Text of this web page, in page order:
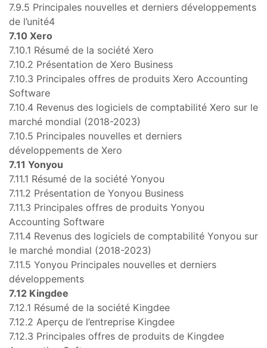
7.9.5 Principales nouvelles et derniers développements
de l’unité4
7.10 Xero
7.10.1 Résumé de la société Xero
7.10.2 Présentation de Xero Business
7.10.3 Principales offres de produits Xero Accounting
Software
7.10.4 Revenus des logiciels de comptabilité Xero sur le
marché mondial (2018-2023)
7.10.5 Principales nouvelles et derniers
développements de Xero
7.11 Yonyou
7.11.1 Résumé de la société Yonyou
7.11.2 Présentation de Yonyou Business
7.11.3 Principales offres de produits Yonyou
Accounting Software
7.11.4 Revenus des logiciels de comptabilité Yonyou sur
le marché mondial (2018-2023)
7.11.5 Yonyou Principales nouvelles et derniers
développements
7.12 Kingdee
7.12.1 Résumé de la société Kingdee
7.12.2 Aperçu de l’entreprise Kingdee
7.12.3 Principales offres de produits de Kingdee